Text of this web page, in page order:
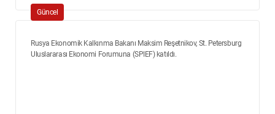
Güncel
Rusya Ekonomik Kalkınma Bakanı Maksim Reşetnikov, St. Petersburg
Uluslararası Ekonomi Forumuna (SPIEF) katıldı.